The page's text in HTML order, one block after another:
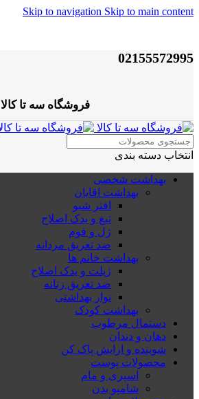
Skip to navigation Skip to main content
02155572995
فروشگاه سه تا کالا
انتخاب دسته بندی
بهداشت شخصی
بهداشت اقایان
افتر شیو
تیغ و یدک اصلاح
ژل و فوم
ضد تعریق مردانه
بهداشت خانم ها
ژیلت و یدک اصلاح
ضد تعریق زنانه
نوار بهداشتی
بهداشت کودک
دستمال مرطوب
دهان و دندان
شوینده و ارایش پاک کن
محصولات پوست
اسپری و مام
شامپو بدن